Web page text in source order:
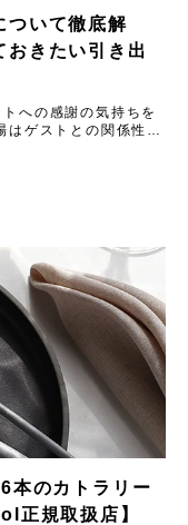
ついて徹底解
おきたい引き出
への感謝の気持ちを
はゲストとの関係性に
本のカトラリー
正規取扱店】